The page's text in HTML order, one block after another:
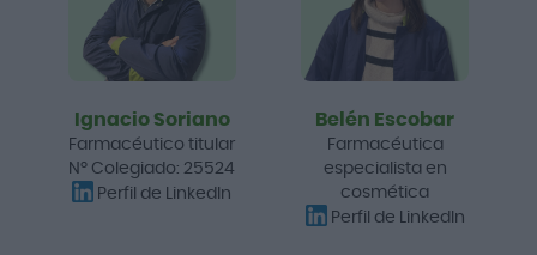
Ignacio Soriano
Farmacéutico titular
Nº Colegiado: 25524
Perfil de LinkedIn
Belén Escobar
Farmacéutica
especialista en
cosmética
Perfil de LinkedIn